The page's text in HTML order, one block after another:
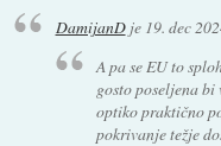
DamijanDje 19. dec
A pa se EU to
gosto poseljena
optiko praktično
pokrivanje težje